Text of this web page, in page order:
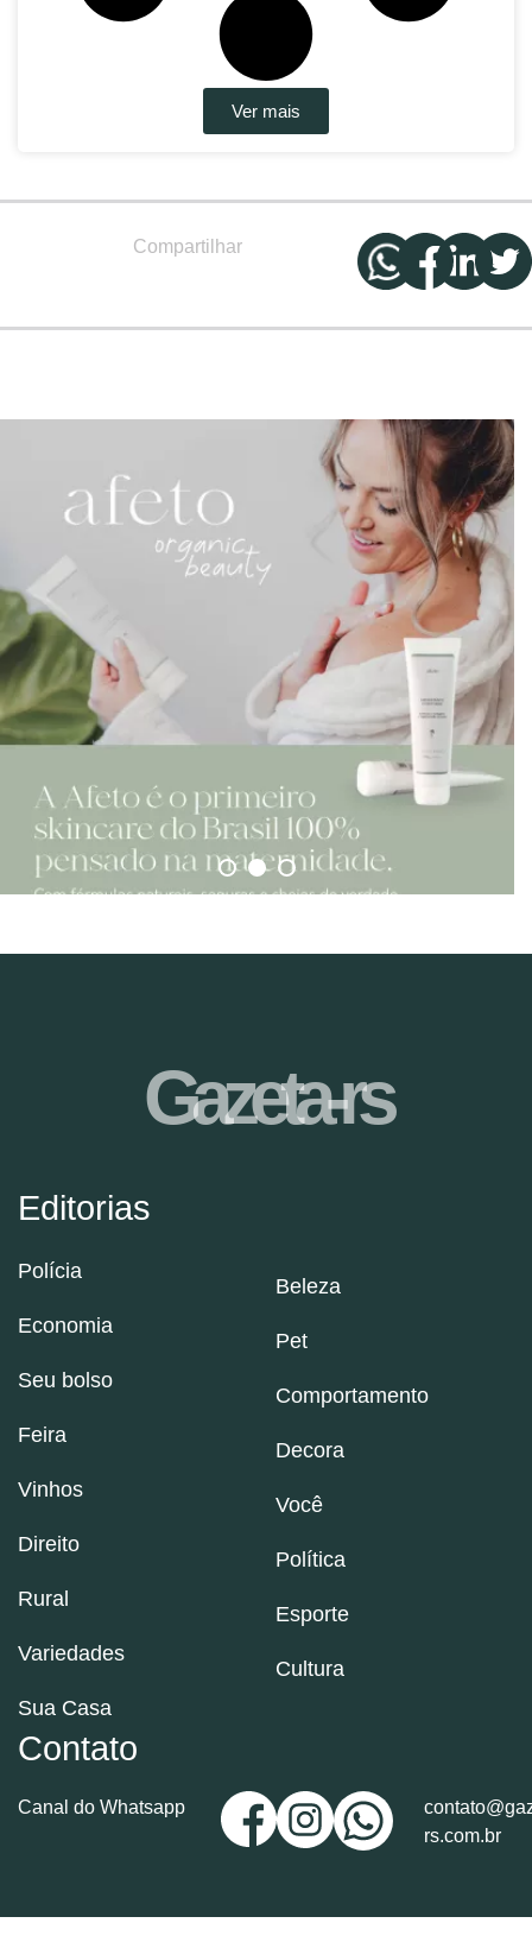
Ver mais
Compartilhar
Editorias
Polícia
Economia
Seu bolso
Feira
Vinhos
Direito
Rural
Variedades
Sua Casa
Beleza
Pet
Comportamento
Decora
Você
Política
Esporte
Cultura
Contato
Canal do Whatsapp
rs.com.br
Gazeta-rs